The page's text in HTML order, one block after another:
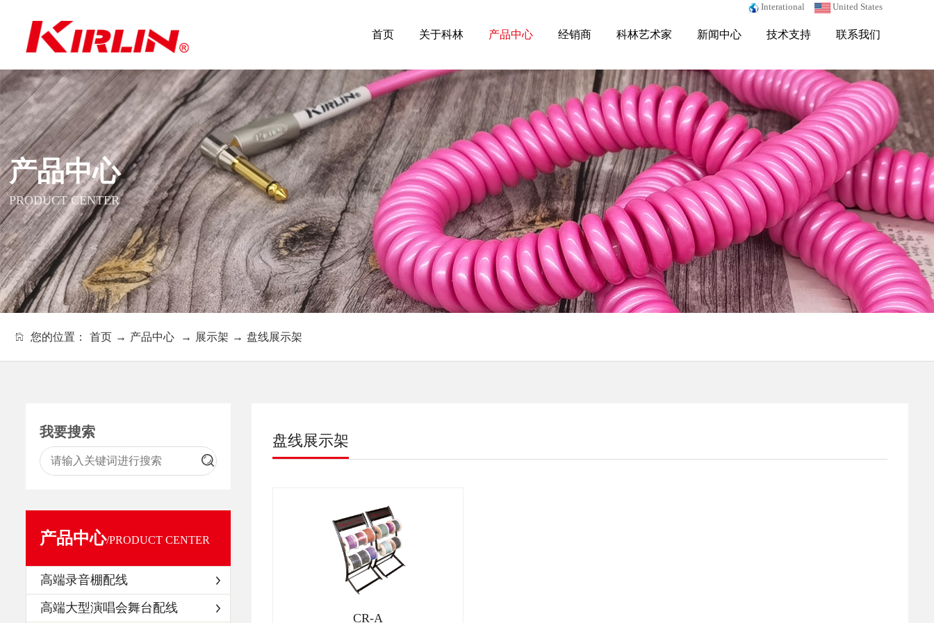
Interational United States
首页 关于科林 产品中心 经销商 科林艺术家 新闻中心 技术支持 联系我们
产品中心
PRODUCT CENTER
您的位置： 首页 → 产品中心 → 展示架 → 盘线展示架
我要搜索
产品中心/PRODUCT CENTER
高端录音棚配线
高端大型演唱会舞台配线
盘线展示架
CR-A